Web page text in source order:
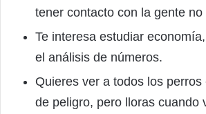
tener contacto con la gente no
Te interesa estudiar
el análisis de números.
Quieres ver a todos los
de peligro, pero lloras cuando